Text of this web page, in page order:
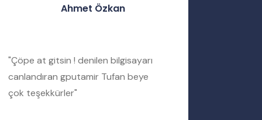
Ahmet Özkan
"Çöpe at gitsin ! denilen bilgisayarı
canlandıran gputamir Tufan beye
çok teşekkürler"